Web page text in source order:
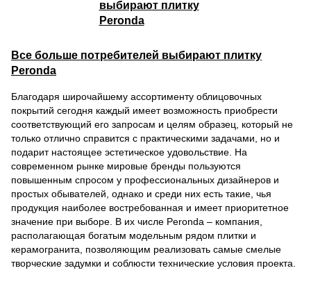
Все больше потребителей выбирают плитку
Peronda
Благодаря широчайшему ассортименту облицовочных
покрытий сегодня каждый имеет возможность приобрести
соответствующий его запросам и целям образец, который не
только отлично справится с практическими задачами, но и
подарит настоящее эстетическое удовольствие. На
современном рынке мировые бренды пользуются
повышенным спросом у профессиональных дизайнеров и
простых обывателей, однако и среди них есть такие, чья
продукция наиболее востребованная и имеет приоритетное
значение при выборе. В их числе Peronda – компания,
располагающая богатым модельным рядом плитки и
керамогранита, позволяющим реализовать самые смелые
творческие задумки и соблюсти технические условия проекта.